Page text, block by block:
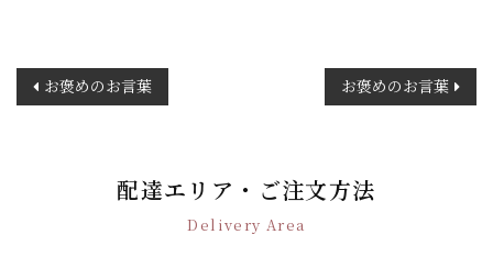
稿
お褒めのお言葉 お褒めのお言葉
配達エリア・ご注文方法
Delivery Area